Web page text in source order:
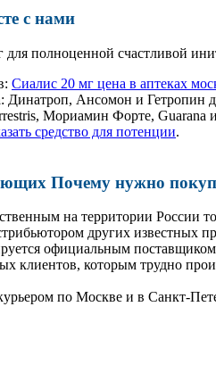
с нами
полноценной счастливой
Сиалис 20 мг цена в аптеках
: Динатроп, Ансомон и Гетропин
Мориамин Форте, Guarana
средство для потенции.
Почему нужно
на территории России
других известных
официальным
клиентов, которым трудно
по Москве и в Санкт-